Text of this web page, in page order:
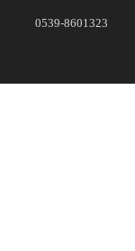
0539-8601323